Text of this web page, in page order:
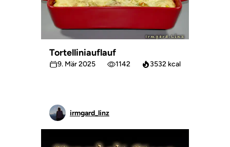
Tortelliniauflauf
9. Mär 2025 1142 3532 kcal
irmgard_linz